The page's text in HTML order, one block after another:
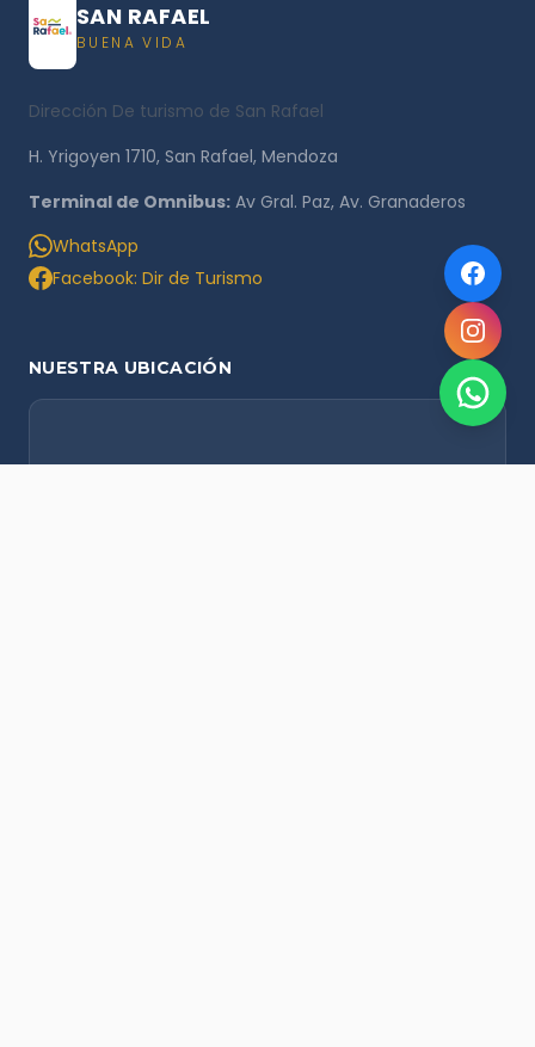
SAN RAFAEL
BUENA VIDA
Dirección De turismo de San Rafael
H. Yrigoyen 1710, San Rafael, Mendoza
Terminal de Omnibus: Av Gral. Paz, Av. Granaderos
WhatsApp
Facebook: Dir de Turismo
NUESTRA UBICACIÓN